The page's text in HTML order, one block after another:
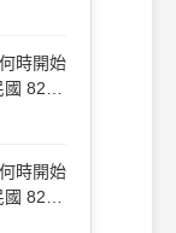
(C)民
時開始
國 82
(C)民
時開始
國 82
(C)民